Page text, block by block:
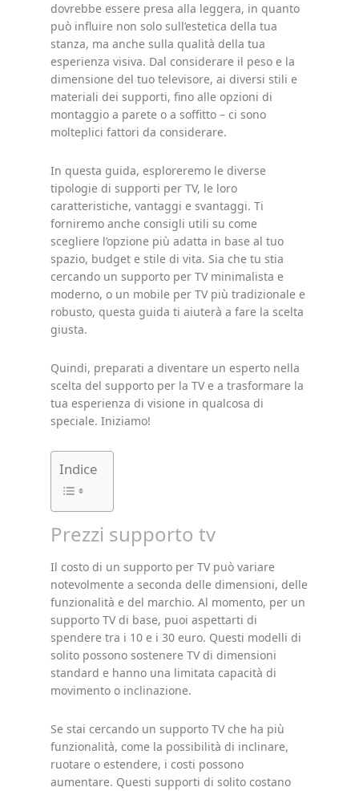
dovrebbe essere presa alla leggera, in quanto
può influire non solo sull’estetica della tua
stanza, ma anche sulla qualità della tua
esperienza visiva. Dal considerare il peso e la
dimensione del tuo televisore, ai diversi stili e
materiali dei supporti, fino alle opzioni di
montaggio a parete o a soffitto – ci sono
molteplici fattori da considerare.
In questa guida, esploreremo le diverse
tipologie di supporti per TV, le loro
caratteristiche, vantaggi e svantaggi. Ti
forniremo anche consigli utili su come
scegliere l’opzione più adatta in base al tuo
spazio, budget e stile di vita. Sia che tu stia
cercando un supporto per TV minimalista e
moderno, o un mobile per TV più tradizionale e
robusto, questa guida ti aiuterà a fare la scelta
giusta.
Quindi, preparati a diventare un esperto nella
scelta del supporto per la TV e a trasformare la
tua esperienza di visione in qualcosa di
speciale. Iniziamo!
Indice
Prezzi supporto tv
Il costo di un supporto per TV può variare
notevolmente a seconda delle dimensioni, delle
funzionalità e del marchio. Al momento, per un
supporto TV di base, puoi aspettarti di
spendere tra i 10 e i 30 euro. Questi modelli di
solito possono sostenere TV di dimensioni
standard e hanno una limitata capacità di
movimento o inclinazione.
Se stai cercando un supporto TV che ha più
funzionalità, come la possibilità di inclinare,
ruotare o estendere, i costi possono
aumentare. Questi supporti di solito costano